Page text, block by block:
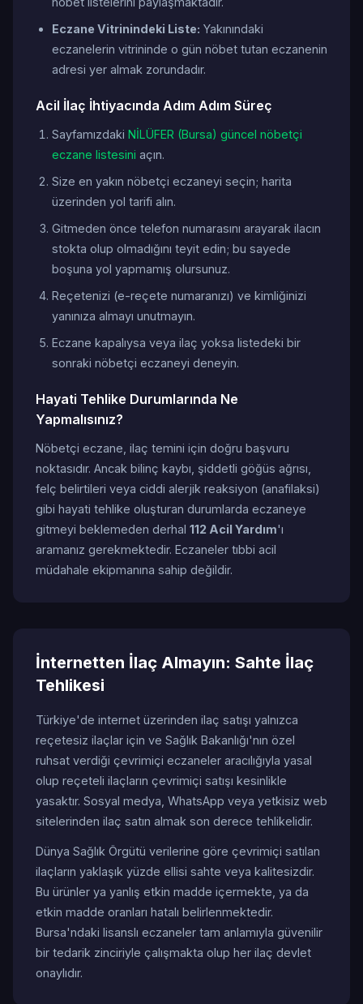
Eczane Vitrinindeki Liste: Yakınındaki
eczanelerin vitrininde o gün nöbet tutan eczanenin
adresi yer almak zorundadır.
Acil İlaç İhtiyacında Adım Adım Süreç
Sayfamızdaki NİLÜFER (Bursa) güncel nöbetçi
eczane listesini açın.
Size en yakın nöbetçi eczaneyi seçin; harita
üzerinden yol tarifi alın.
Gitmeden önce telefon numarasını arayarak ilacın
stokta olup olmadığını teyit edin; bu sayede
boşuna yol yapmamış olursunuz.
Reçetenizi (e-reçete numaranızı) ve kimliğinizi
yanınıza almayı unutmayın.
Eczane kapalıysa veya ilaç yoksa listedeki bir
sonraki nöbetçi eczaneyi deneyin.
Hayati Tehlike Durumlarında Ne
Yapmalısınız?
Nöbetçi eczane, ilaç temini için doğru başvuru
noktasıdır. Ancak bilinç kaybı, şiddetli göğüs ağrısı,
felç belirtileri veya ciddi alerjik reaksiyon (anafilaksi)
gibi hayati tehlike oluşturan durumlarda eczaneye
gitmeyi beklemeden derhal 112 Acil Yardım'ı
aramanız gerekmektedir. Eczaneler tıbbi acil
müdahale ekipmanına sahip değildir.
İnternetten İlaç Almayın: Sahte İlaç
Tehlikesi
Türkiye'de internet üzerinden ilaç satışı yalnızca
reçetesiz ilaçlar için ve Sağlık Bakanlığı'nın özel
ruhsat verdiği çevrimiçi eczaneler aracılığıyla yasal
olup reçeteli ilaçların çevrimiçi satışı kesinlikle
yasaktır. Sosyal medya, WhatsApp veya yetkisiz web
sitelerinden ilaç satın almak son derece tehlikelidir.
Dünya Sağlık Örgütü verilerine göre çevrimiçi satılan
ilaçların yaklaşık yüzde ellisi sahte veya kalitesizdir.
Bu ürünler ya yanlış etkin madde içermekte, ya da
etkin madde oranları hatalı belirlenmektedir.
Bursa'ndaki lisanslı eczaneler tam anlamıyla güvenilir
bir tedarik zinciriyle çalışmakta olup her ilaç devlet
onaylıdır.